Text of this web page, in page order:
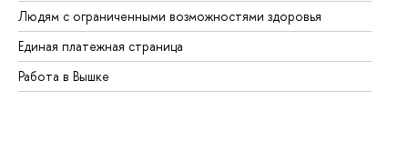
Людям с ограниченными возможностями здоровья
Единая платежная страница
Работа в Вышке